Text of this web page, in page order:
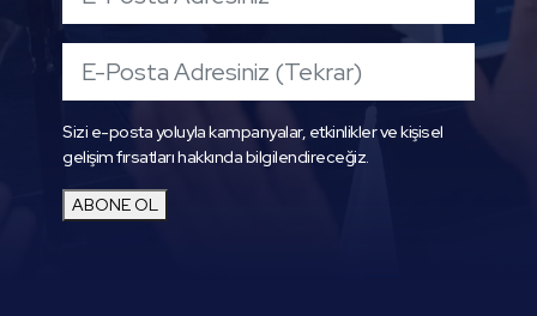
Sizi e-posta yoluyla kampanyalar, etkinlikler ve kişisel
gelişim fırsatları hakkında bilgilendireceğiz.
ABONE OL